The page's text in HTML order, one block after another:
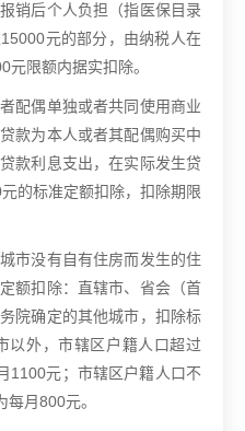
销后个人负担（指医保目录
元的部分，由纳税人在
限额内据实扣除。
配偶单独或者共同使用商业
款为本人或者其配偶购买中
款利息支出，在实际发生贷
的标准定额扣除，扣除期限
市没有自有住房而发生的住
额扣除：直辖市、省会（首
院确定的其他城市，扣除标
以外，市辖区户籍人口超过
1100元；市辖区户籍人口不
月800元。